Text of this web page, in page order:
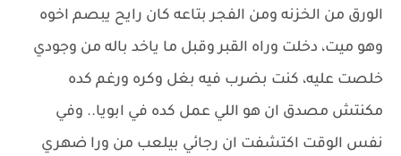
الورق من الخزنه ومن الفجر بتاعه كان رايح يبصم اخوه
وهو ميت، دخلت وراه القبر وقبل ما ياخد باله من وجودي
خلصت عليه، كنت بضرب فيه بغل وكره ورغم كده
مكنتش مصدق ان هو اللي عمل كده في ابويا.. وفي
نفس الوقت اكتشفت ان رجائي بيلعب من ورا ضهري